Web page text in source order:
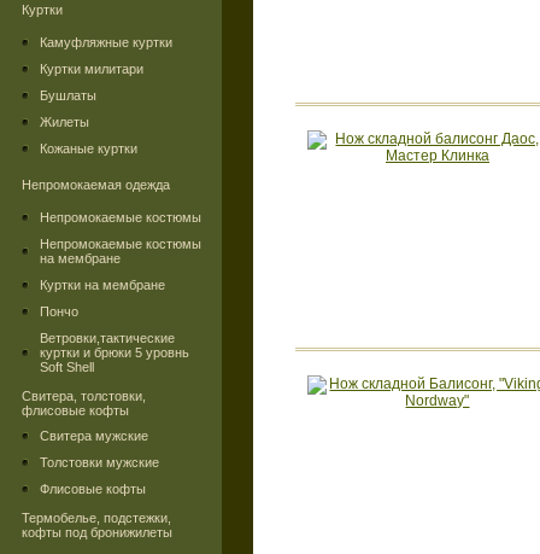
Куртки
Камуфляжные куртки
Куртки милитари
Бушлаты
Жилеты
Кожаные куртки
Непромокаемая одежда
Непромокаемые костюмы
Непромокаемые костюмы
на мембране
Куртки на мембране
Пончо
Ветровки,тактические
куртки и брюки 5 уровнь
Soft Shell
Свитера, толстовки,
флисовые кофты
Свитера мужские
Толстовки мужские
Флисовые кофты
Термобелье, подстежки,
кофты под бронижилеты